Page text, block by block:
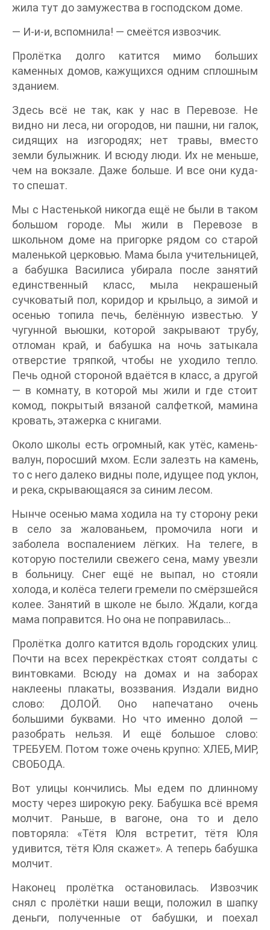
жила тут до замужества в господском доме.
— И-и-и, вспомнила! — смеётся извозчик.
Пролётка долго катится мимо больших
каменных домов, кажущихся одним сплошным
зданием.
Здесь всё не так, как у нас в Перевозе. Не
видно ни леса, ни огородов, ни пашни, ни галок,
сидящих на изгородях; нет травы, вместо
земли булыжник. И всюду люди. Их не меньше,
чем на вокзале. Даже больше. И все они куда-
то спешат.
Мы с Настенькой никогда ещё не были в таком
большом городе. Мы жили в Перевозе в
школьном доме на пригорке рядом со старой
маленькой церковью. Мама была учительницей,
а бабушка Василиса убирала после занятий
единственный класс, мыла некрашеный
сучковатый пол, коридор и крыльцо, а зимой и
осенью топила печь, белённую известью. У
чугунной вьюшки, которой закрывают трубу,
отломан край, и бабушка на ночь затыкала
отверстие тряпкой, чтобы не уходило тепло.
Печь одной стороной вдаётся в класс, а другой
— в комнату, в которой мы жили и где стоит
комод, покрытый вязаной салфеткой, мамина
кровать, этажерка с книгами.
Около школы есть огромный, как утёс, камень-
валун, поросший мхом. Если залезть на камень,
то с него далеко видны поле, идущее под уклон,
и река, скрывающаяся за синим лесом.
Нынче осенью мама ходила на ту сторону реки
в село за жалованьем, промочила ноги и
заболела воспалением лёгких. На телеге, в
которую постелили свежего сена, маму увезли
в больницу. Снег ещё не выпал, но стояли
холода, и колёса телеги гремели по смёрзшейся
колее. Занятий в школе не было. Ждали, когда
мама поправится. Но она не поправилась…
Пролётка долго катится вдоль городских улиц.
Почти на всех перекрёстках стоят солдаты с
винтовками. Всюду на домах и на заборах
наклеены плакаты, воззвания. Издали видно
слово: ДОЛОЙ. Оно напечатано очень
большими буквами. Но что именно долой —
разобрать нельзя. И ещё большое слово:
ТРЕБУЕМ. Потом тоже очень крупно: ХЛЕБ, МИР,
СВОБОДА.
Вот улицы кончились. Мы едем по длинному
мосту через широкую реку. Бабушка всё время
молчит. Раньше, в вагоне, она то и дело
повторяла: «Тётя Юля встретит, тётя Юля
удивится, тётя Юля скажет». А теперь бабушка
молчит.
Наконец пролётка остановилась. Извозчик
снял с пролётки наши вещи, положил в шапку
деньги, полученные от бабушки, и поехал